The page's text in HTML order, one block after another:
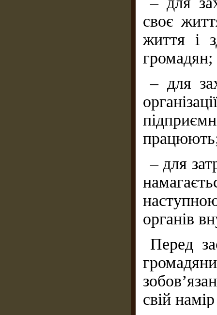
своє
життя і
громадян;
– для
– для
органів
Перед
свій